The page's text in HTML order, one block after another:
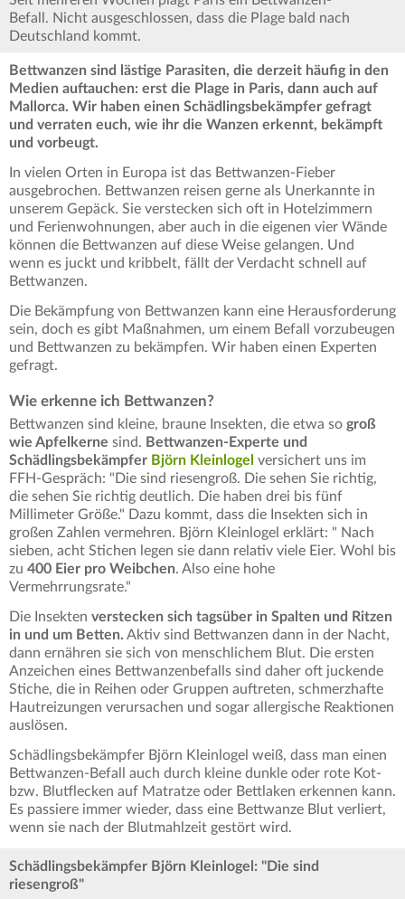
Befall. Nicht ausgeschlossen, dass die Plage bald nach
Deutschland kommt.
Bettwanzen sind lästige Parasiten, die derzeit häufig in den
Medien auftauchen: erst die Plage in Paris, dann auch auf
Mallorca. Wir haben einen Schädlingsbekämpfer gefragt
und verraten euch, wie ihr die Wanzen erkennt, bekämpft
und vorbeugt.
In vielen Orten in Europa ist das Bettwanzen-Fieber
ausgebrochen. Bettwanzen reisen gerne als Unerkannte in
unserem Gepäck. Sie verstecken sich oft in Hotelzimmern
und Ferienwohnungen, aber auch in die eigenen vier Wände
können die Bettwanzen auf diese Weise gelangen. Und
wenn es juckt und kribbelt, fällt der Verdacht schnell auf
Bettwanzen.
Die Bekämpfung von Bettwanzen kann eine Herausforderung
sein, doch es gibt Maßnahmen, um einem Befall vorzubeugen
und Bettwanzen zu bekämpfen. Wir haben einen Experten
gefragt.
Wie erkenne ich Bettwanzen?
Bettwanzen sind kleine, braune Insekten, die etwa so groß
wie Apfelkerne sind. Bettwanzen-Experte und
Schädlingsbekämpfer Björn Kleinlogel versichert uns im
FFH-Gespräch: "Die sind riesengroß. Die sehen Sie richtig,
die sehen Sie richtig deutlich. Die haben drei bis fünf
Millimeter Größe." Dazu kommt, dass die Insekten sich in
großen Zahlen vermehren. Björn Kleinlogel erklärt: " Nach
sieben, acht Stichen legen sie dann relativ viele Eier. Wohl bis
zu 400 Eier pro Weibchen. Also eine hohe
Vermehrrungsrate."
Die Insekten verstecken sich tagsüber in Spalten und Ritzen
in und um Betten. Aktiv sind Bettwanzen dann in der Nacht,
dann ernähren sie sich von menschlichem Blut. Die ersten
Anzeichen eines Bettwanzenbefalls sind daher oft juckende
Stiche, die in Reihen oder Gruppen auftreten, schmerzhafte
Hautreizungen verursachen und sogar allergische Reaktionen
auslösen.
Schädlingsbekämpfer Björn Kleinlogel weiß, dass man einen
Bettwanzen-Befall auch durch kleine dunkle oder rote Kot-
bzw. Blutflecken auf Matratze oder Bettlaken erkennen kann.
Es passiere immer wieder, dass eine Bettwanze Blut verliert,
wenn sie nach der Blutmahlzeit gestört wird.
Schädlingsbekämpfer Björn Kleinlogel: "Die sind
riesengroß"